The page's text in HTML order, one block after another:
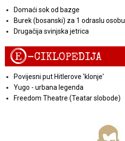
Domaći sok od bazge
Burek (bosanski) za 1 odraslu osobu
Drugačija svinjska jetrica
E-CIKLOPEDIJA
Povijesni put Hitlerove 'klonje'
Yugo - urbana legenda
Freedom Theatre (Teatar slobode)